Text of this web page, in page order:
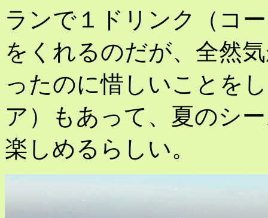
ランで１ドリンク（コ
をくれるのだが、全然
ったのに惜しいことを
ア）もあって、夏のシ
楽しめるらしい。